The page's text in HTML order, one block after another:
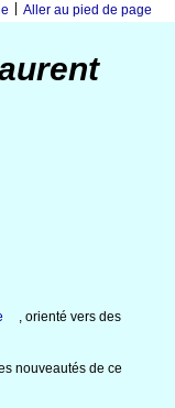
Aller au pied de page
, orienté vers des
nouveautés de ce